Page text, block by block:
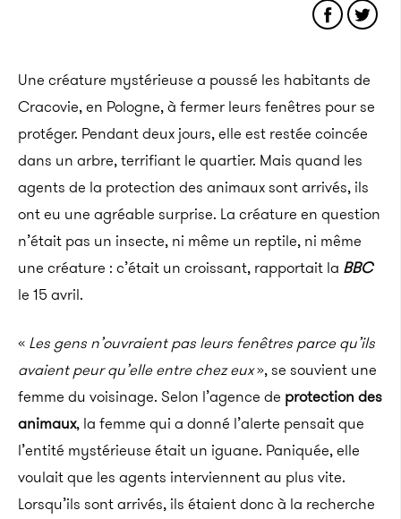
Une créature mystérieuse a poussé les habitants de
Cracovie, en Pologne, à fermer leurs fenêtres pour se
protéger. Pendant deux jours, elle est restée coincée
dans un arbre, terrifiant le quartier. Mais quand les
agents de la protection des animaux sont arrivés, ils
ont eu une agréable surprise. La créature en question
n’était pas un insecte, ni même un reptile, ni même
une créature : c’était un croissant, rapportait la BBC
le 15 avril.
« Les gens n’ouvraient pas leurs fenêtres parce qu’ils
avaient peur qu’elle entre chez eux», se souvient une
femme du voisinage. Selon l’agence de protection des
animaux, la femme qui a donné l’alerte pensait que
l’entité mystérieuse était un iguane. Paniquée, elle
voulait que les agents interviennent au plus vite.
Lorsqu’ils sont arrivés, ils étaient donc à la recherche